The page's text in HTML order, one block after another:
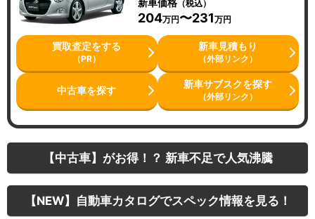
新車価格（税込）
204万円〜231万円
買取査定をする
（PR）
新車見積もり
（外部リンク）
中古車を探す 新車サブスクを探す
（外部リンク）
【中古車】がお得！？ 新車不足で人気沸騰
【NEW】自動車カタログでスペック情報を見る！